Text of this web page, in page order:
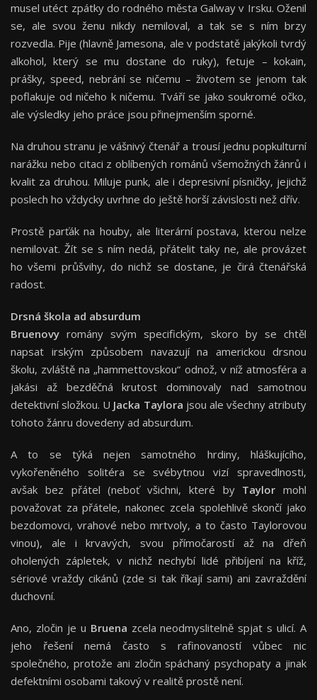
musel utéct zpátky do rodného města Galway v Irsku. Oženil
se, ale svou ženu nikdy nemiloval, a tak se s ním brzy
rozvedla. Pije (hlavně Jamesona, ale v podstatě jakýkoli tvrdý
alkohol, který se mu dostane do ruky), fetuje – kokain,
prášky, speed, nebrání se ničemu – životem se jenom tak
poflakuje od ničeho k ničemu. Tváří se jako soukromé očko,
ale výsledky jeho práce jsou přinejmenším sporné.
Na druhou stranu je vášnivý čtenář a trousí jednu popkulturní
narážku nebo citaci z oblíbených románů všemožných žánrů i
kvalit za druhou. Miluje punk, ale i depresivní písničky, jejichž
poslech ho vždycky uvrhne do ještě horší závislosti než dřív.
Prostě parťák na houby, ale literární postava, kterou nelze
nemilovat. Žít se s ním nedá, přátelit taky ne, ale provázet
ho všemi průšvihy, do nichž se dostane, je čirá čtenářská
radost.
Drsná škola ad absurdum
Bruenovy romány svým specifickým, skoro by se chtěl
napsat irským způsobem navazují na americkou drsnou
školu, zvláště na „hammettovskou“ odnož, v níž atmosféra a
jakási až bezděčná krutost dominovaly nad samotnou
detektivní složkou. U Jacka Taylora jsou ale všechny atributy
tohoto žánru dovedeny ad absurdum.
A to se týká nejen samotného hrdiny, hláškujícího,
vykořeněného solitéra se svébytnou vizí spravedlnosti,
avšak bez přátel (neboť všichni, které by Taylor mohl
považovat za přátele, nakonec zcela spolehlivě skončí jako
bezdomovci, vrahové nebo mrtvoly, a to často Taylorovou
vinou), ale i krvavých, svou přímočarostí až na dřeň
oholených zápletek, v nichž nechybí lidé přibíjení na kříž,
sériové vraždy cikánů (zde si tak říkají sami) ani zavraždění
duchovní.
Ano, zločin je u Bruena zcela neodmyslitelně spjat s ulicí. A
jeho řešení nemá často s rafinovaností vůbec nic
společného, protože ani zločin spáchaný psychopaty a jinak
defektními osobami takový v realitě prostě není.